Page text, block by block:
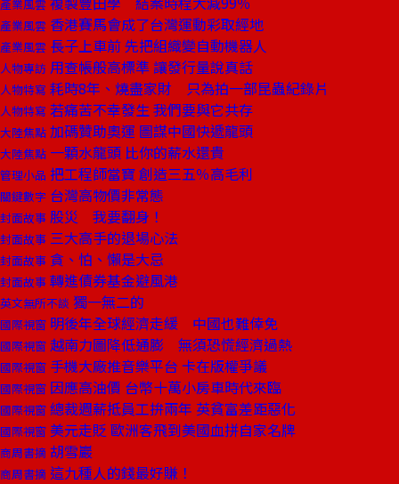
產業風雲
產業風雲 香港賽馬會成了台灣運動彩取經地
產業風雲 長子上車前 先把組織變自動機器人
人物專訪 用查帳般高標準 讓發行量說真話
人物特寫 耗時8年、燒盡家財 只為拍一部昆蟲紀錄片
人物特寫 若痛苦不幸發生 我們要與它共存
大陸焦點 加碼贊助奧運 圖謀中國快遞龍頭
大陸焦點 一顆水龍頭 比你的薪水還貴
管理小品 把工程師當寶 創造三五％高毛利
關鍵數字 台灣高物價非常態
封面故事 股災 我要翻身！
封面故事 三大高手的退場心法
封面故事 貪、怕、懶是大忌
封面故事 轉進債券基金避風港
英文無所不談 獨一無二的
國際視窗 明後年全球經濟走緩 中國也難倖免
國際視窗 越南力圖降低通膨 無須恐慌經濟過熱
國際視窗 手機大廠推音樂平台 卡在版權爭議
國際視窗 因應高油價 台幣十萬小房車時代來臨
國際視窗 總裁週薪抵員工拚兩年 英貧富差距惡化
國際視窗 美元走貶 歐洲客飛到美國血拼自家名牌
商周書摘 胡雪巖
商周書摘 這九種人的錢最好賺！